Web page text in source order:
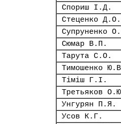
Спориш І.Д.
Стеценко Д.О.
Супруненко
Сюмар В.П.
Тарута С.О.
Тимошенко
Тіміш Г.І.
Третьяков
Унгурян П.Я.
Усов К.Г.